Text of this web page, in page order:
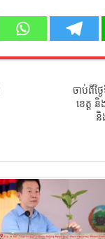
ចាប់ពីថ្
ខេត្ត និ
និ